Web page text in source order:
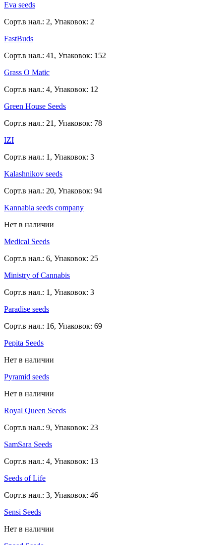
Eva seeds
Сорт.в нал.: 2, Упаковок: 2
FastBuds
Сорт.в нал.: 41, Упаковок: 152
Grass O Matic
Сорт.в нал.: 4, Упаковок: 12
Green House Seeds
Сорт.в нал.: 21, Упаковок: 78
IZI
Сорт.в нал.: 1, Упаковок: 3
Kalashnikov seeds
Сорт.в нал.: 20, Упаковок: 94
Kannabia seeds company
Нет в наличии
Medical Seeds
Сорт.в нал.: 6, Упаковок: 25
Ministry of Cannabis
Сорт.в нал.: 1, Упаковок: 3
Paradise seeds
Сорт.в нал.: 16, Упаковок: 69
Pepita Seeds
Нет в наличии
Pyramid seeds
Нет в наличии
Royal Queen Seeds
Сорт.в нал.: 9, Упаковок: 23
SamSara Seeds
Сорт.в нал.: 4, Упаковок: 13
Seeds of Life
Сорт.в нал.: 3, Упаковок: 46
Sensi Seeds
Нет в наличии